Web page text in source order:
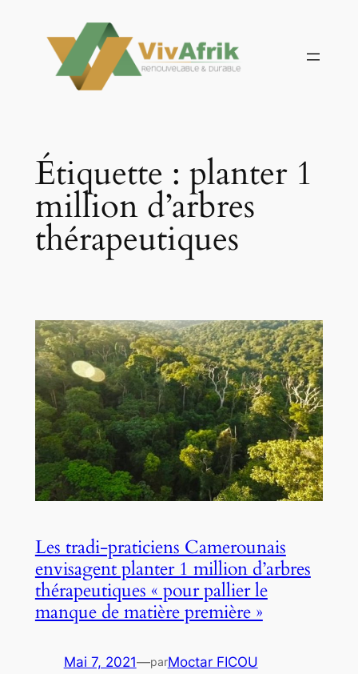
contenu
Étiquette : planter 1
million d’arbres
thérapeutiques
Les tradi-praticiens Camerounais
envisagent planter 1 million d’arbres
thérapeutiques « pour pallier le
manque de matière première »
Mai 7, 2021—parMoctar FICOU